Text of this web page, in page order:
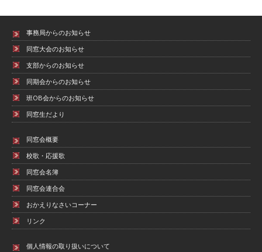
事務局からのお知らせ
同窓大会のお知らせ
支部からのお知らせ
同期会からのお知らせ
班OB会からのお知らせ
同窓生だより
同窓会概要
校歌・応援歌
同窓会名簿
同窓会連合会
おかえりなさいコーナー
リンク
個人情報の取り扱いについて